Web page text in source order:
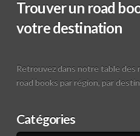
Trouver un road
votre destination
Retrouvez dans notre table des
road books par région, par
Catégories